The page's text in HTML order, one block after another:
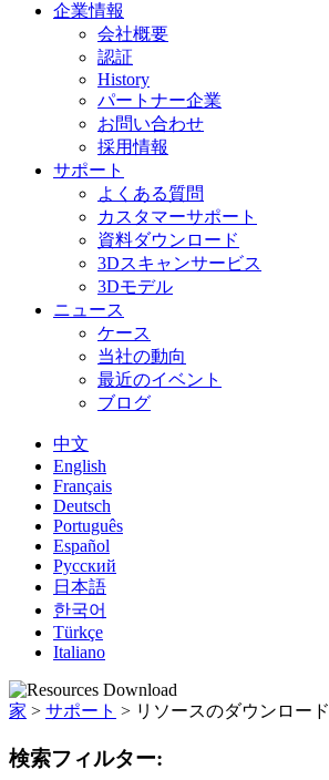
企業情報
会社概要
認証
History
パートナー企業
お問い合わせ
採用情報
サポート
よくある質問
カスタマーサポート
資料ダウンロード
3Dスキャンサービス
3Dモデル
ニュース
ケース
当社の動向
最近のイベント
ブログ
中文
English
Français
Deutsch
Português
Español
Русский
日本語
한국어
Türkçe
Italiano
家 > サポート > リソースのダウンロード
検索フィルター: